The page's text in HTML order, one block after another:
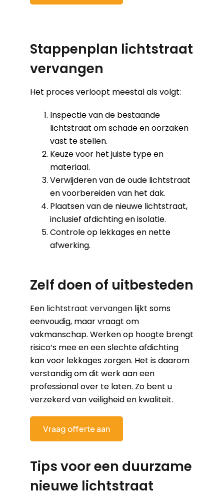
Stappenplan lichtstraat
vervangen
Het proces verloopt meestal als volgt:
Inspectie van de bestaande
lichtstraat om schade en oorzaken
vast te stellen.
Keuze voor het juiste type en
materiaal.
Verwijderen van de oude lichtstraat
en voorbereiden van het dak.
Plaatsen van de nieuwe lichtstraat,
inclusief afdichting en isolatie.
Controle op lekkages en nette
afwerking.
Zelf doen of uitbesteden
Een lichtstraat vervangenlijkt soms
eenvoudig, maar vraagt om
vakmanschap. Werken op hoogte brengt
risico’s mee en een slechte afdichting
kan voor lekkages zorgen. Het is daarom
verstandig om dit werk aan een
professional over te laten. Zo bent u
verzekerd van veiligheid en kwaliteit.
Vraag offerte aan
Tips voor een duurzame
nieuwe lichtstraat